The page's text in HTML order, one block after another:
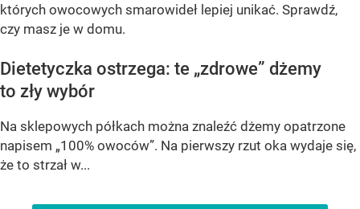
których owocowych smarowideł lepiej unikać. Sprawdź,
czy masz je w domu.
Dietetyczka ostrzega: te „zdrowe” dżemy
to zły wybór
Na sklepowych półkach można znaleźć dżemy opatrzone
napisem „100% owoców”. Na pierwszy rzut oka wydaje się,
że to strzał w...